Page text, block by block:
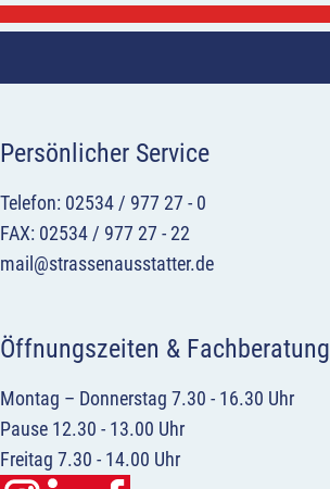
Persönlicher Service
Telefon: 02534 / 977 27 - 0
FAX: 02534 / 977 27 - 22
mail@strassenausstatter.de
Öffnungszeiten & Fachberatung
Montag – Donnerstag 7.30 - 16.30 Uhr
Pause 12.30 - 13.00 Uhr
Freitag 7.30 - 14.00 Uhr